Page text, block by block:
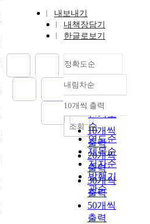
내보내기
내책장담기
한글로보기
정확도순
정확도
순
인기도
순
연도순
제목순
저자순
발행기
관순
내림차순
내림차순
10개씩 출력
10개씩
출력
20개씩
출력
30개씩
출력
50개씩
출력
조회